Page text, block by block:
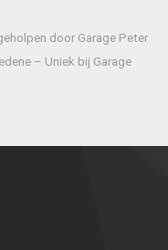
door Garage Peter
– Uniek bij Garage